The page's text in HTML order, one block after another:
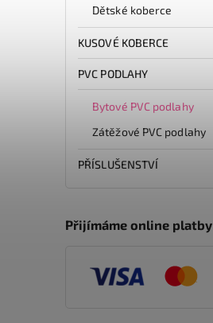
Dětské koberce
KUSOVÉ KOBERCE
PVC PODLAHY
Bytové PVC podlahy
Zátěžové PVC podlahy
PŘÍSLUŠENSTVÍ
Přijímáme online platby